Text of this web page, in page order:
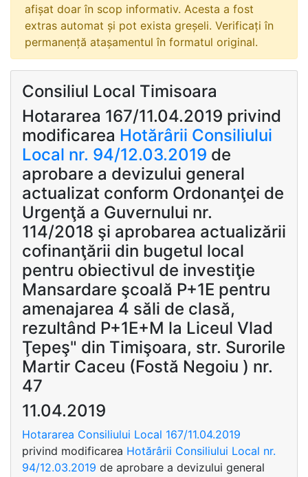
afișat doar în scop informativ. Acesta a fost
extras automat și pot exista greșeli. Verificați în
permanență atașamentul în formatul original.
Consiliul Local Timisoara
Hotararea 167/11.04.2019 privind
modificarea Hotărârii Consiliului
Local nr. 94/12.03.2019 de
aprobare a devizului general
actualizat conform Ordonanţei de
Urgenţă a Guvernului nr.
114/2018 şi aprobarea actualizării
cofinanţării din bugetul local
pentru obiectivul de investiţie
Mansardare şcoală P+1E pentru
amenajarea 4 săli de clasă,
rezultând P+1E+M la Liceul Vlad
Ţepeş" din Timişoara, str. Surorile
Martir Caceu (Fostă Negoiu ) nr.
47
11.04.2019
Hotararea Consiliului Local 167/11.04.2019
privind modificarea Hotărârii Consiliului Local nr.
94/12.03.2019 de aprobare a devizului general